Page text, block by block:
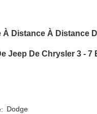
Distance À Distance
Jeep De Chrysler 3 - 7
Dodge